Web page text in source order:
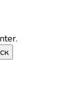
также трендах,
отдыхе и